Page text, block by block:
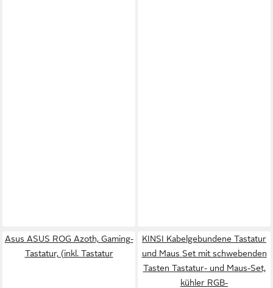
Asus ASUS ROG Azoth, Gaming-
Tastatur, (inkl. Tastatur
KINSI Kabelgebundene Tastatur
und Maus Set mit schwebenden
Tasten Tastatur- und Maus-Set,
kühler RGB-